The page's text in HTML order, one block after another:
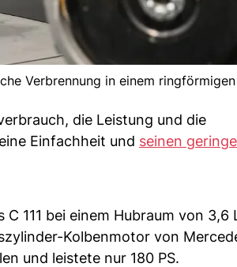
Verbrennung in einem ringförmigen
die Leistung und die
Einfachheit und seinen
111 bei einem Hubraum von 3,6
Kolbenmotor von
und leistete nur 180 PS.